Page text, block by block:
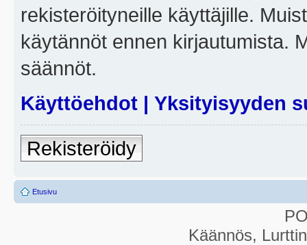
rekisteröityneille käyttäjille.
käytännöt ennen kirjautumista.
säännöt.
Käyttöehdot | Yksityisyyden
Rekisteröidy
Etusivu
Käännös,